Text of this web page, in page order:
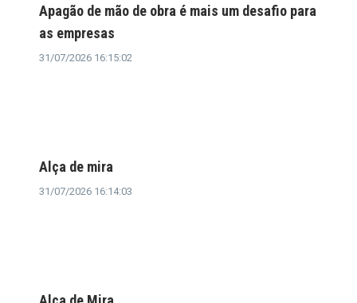
Apagão de mão de obra é mais um desafio para
as empresas
31/07/2026 16:15:02
Alça de mira
31/07/2026 16:14:03